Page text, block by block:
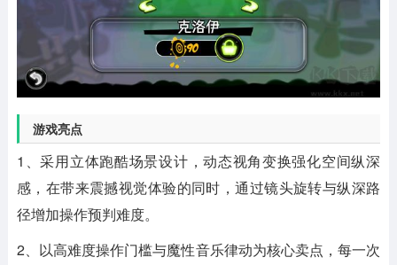
游戏亮点
1、采用立体跑酷场景设计，动态视角变换强化空间纵深
感，在带来震撼视觉体验的同时，通过镜头旋转与纵深路
径增加操作预判难度。
2、以高难度操作门槛与魔性音乐律动为核心卖点，每一次